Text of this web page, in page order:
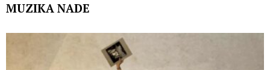
MUZIKA NADE